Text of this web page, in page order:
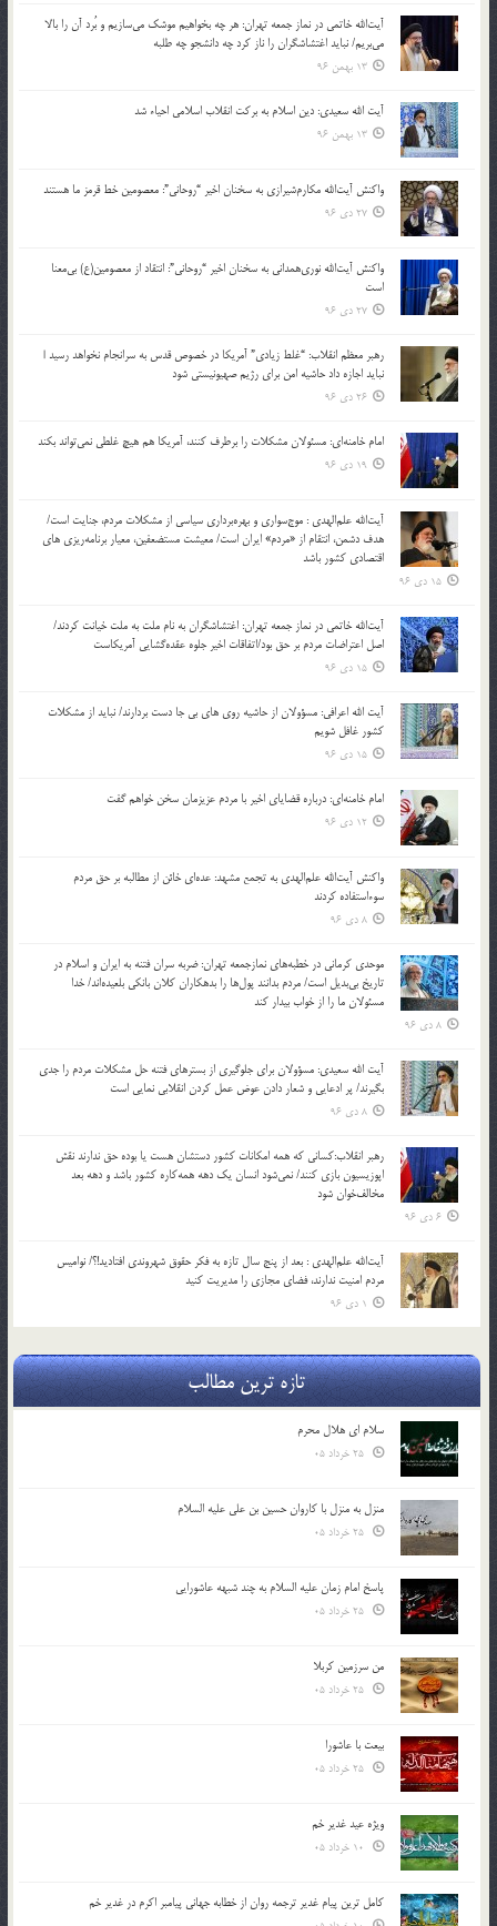
آیت‌الله خاتمی در نماز جمعه تهران: هر چه بخواهیم موشک می‌سازیم و بُرد آن را بالا
می‌بریم/ نباید اغتشاشگران را ناز کرد چه دانشجو چه طلبه
13 بهمن 96
آیت الله سعیدی: دین اسلام به برکت انقلاب اسلامی احیاء شد
13 بهمن 96
واکنش آیت‌الله مکارم‌شیرازی به سخنان اخیر “روحانی”: معصومین خط قرمز ما هستند
27 دی 96
واکنش آیت‌الله نوری‌همدانی به سخنان اخیر “روحانی”: انتقاد از معصومین(ع) بی‌معنا
است
27 دی 96
رهبر معظم انقلاب: “غلط زیادی” آمریکا در خصوص قدس به سرانجام نخواهد رسید |
نباید اجازه داد حاشیه امن برای رژیم صهیونیستی شود
26 دی 96
امام خامنه‌ای: مسئولان مشکلات را برطرف کنند، آمریکا هم هیچ غلطی نمی‌تواند بکند
19 دی 96
آیت‌الله علم‌الهدی : موج‌سواری و بهره‌برداری سیاسی از مشکلات مردم، جنایت است/
هدف دشمن، انتقام از «مردم» ایران است/ معیشت مستضعفین، معیار برنامه‌ریزی های
اقتصادی کشور باشد
15 دی 96
آیت‌الله خاتمی در نماز جمعه تهران: اغتشاشگران به نام ملت به ملت خیانت کردند/
اصل اعتراضات مردم بر حق بود/اتفاقات اخیر جلوه عقده‌گشایی آمریکاست
15 دی 96
آیت الله اعرافی: مسؤولان از حاشیه روی های بی جا دست بردارند/ نباید از مشکلات
کشور غافل شویم
15 دی 96
امام خامنه‌ای: درباره قضایای اخیر با مردم عزیزمان سخن خواهم گفت
12 دی 96
واکنش آیت‌الله علم‌الهدی به تجمع مشهد: عده‌ای خائن از مطالبه بر حق مردم
سوءاستفاده کردند
8 دی 96
موحدی کرمانی در خطبه‌های نمازجمعه تهران: ضربه‌ سران فتنه به ایران و اسلام در
تاریخ بی‌بدیل است/ مردم بدانند پول‌ها را بدهکاران کلان بانکی بلعیده‌اند/ خدا
مسئولان ما را از خواب بیدار کند
8 دی 96
آیت الله سعیدی: مسؤولان برای جلوگیری از بسترهای فتنه حل مشکلات مردم را جدی
بگیرند/ پر ادعایی و شعار دادن عوض عمل کردن انقلابی نمایی است
8 دی 96
رهبر انقلاب:کسانی که همه امکانات کشور دستشان هست یا بوده حق ندارند نقش
اپوزیسیون بازی کنند/ نمی‌شود انسان یک‌ دهه همه‌کاره کشور باشد و دهه بعد
مخالف‌خوان شود
6 دی 96
آیت‌الله علم‌الهدی : بعد از پنج سال تازه به فکر حقوق شهروندی افتادید!؟/ نوامیس
مردم امنیت ندارند، فضای مجازی را مدیریت کنید
1 دی 96
تازه ترین مطالب
سلام ای هلال محرم
منزل به منزل با کاروان حسین بن علی علیه السلام
پاسخ امام زمان علیه السلام به چند شبهه عاشورایی
من سرزمین کربلا
بیعت با عاشورا
ویژه عید غدیر خم
کامل ترین پیام غدیر ترجمه روان از خطابه جهانی پیامبر اکرم در غدیر خم